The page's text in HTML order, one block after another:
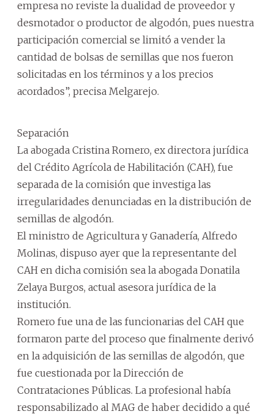
empresa no reviste la dualidad de proveedor y
desmotador o productor de algodón, pues nuestra
participación comercial se limitó a vender la
cantidad de bolsas de semillas que nos fueron
solicitadas en los términos y a los precios
acordados”, precisa Melgarejo.
Separación
La abogada Cristina Romero, ex directora jurídica
del Crédito Agrícola de Habilitación (CAH), fue
separada de la comisión que investiga las
irregularidades denunciadas en la distribución de
semillas de algodón.
El ministro de Agricultura y Ganadería, Alfredo
Molinas, dispuso ayer que la representante del
CAH en dicha comisión sea la abogada Donatila
Zelaya Burgos, actual asesora jurídica de la
institución.
Romero fue una de las funcionarias del CAH que
formaron parte del proceso que finalmente derivó
en la adquisición de las semillas de algodón, que
fue cuestionada por la Dirección de
Contrataciones Públicas. La profesional había
responsabilizado al MAG de haber decidido a qué